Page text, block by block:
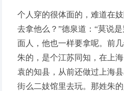
个人穿的很体面的，难道在
去拿他么？”德泉道：“莫说
面人，他也一样要拿呢。前
朱的，是个江苏同知，在上
袁的知县，从前还做过上海
街么二妓馆里去玩。那姓朱